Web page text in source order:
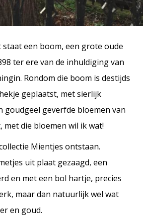
een boom, een grote oude
ter ere van de inhuldiging van
Rondom die boom is destijds
geplaatst, met sierlijk
goudgeel geverfde bloemen van
met die bloemen wil ik wat!
Mientjes ontstaan.
uit plaat gezaagd, een
en met een bol hartje, precies
maar dan natuurlijk wel wat
en goud.